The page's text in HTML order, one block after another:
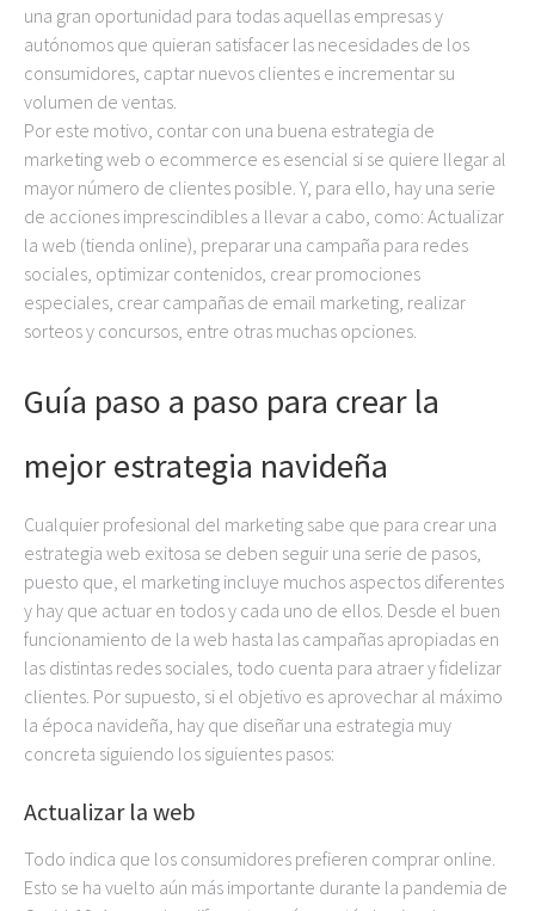
una gran oportunidad para todas aquellas empresas y
autónomos que quieran satisfacer las necesidades de los
consumidores, captar nuevos clientes e incrementar su
volumen de ventas.
Por este motivo, contar con una buena estrategia de
marketing web o ecommerce es esencial si se quiere llegar al
mayor número de clientes posible. Y, para ello, hay una serie
de acciones imprescindibles a llevar a cabo, como: Actualizar
la web (tienda online), preparar una campaña para redes
sociales, optimizar contenidos, crear promociones
especiales, crear campañas de email marketing, realizar
sorteos y concursos, entre otras muchas opciones.
Guía paso a paso para crear la
mejor estrategia navideña
Cualquier profesional del marketing sabe que para crear una
estrategia web exitosa se deben seguir una serie de pasos,
puesto que, el marketing incluye muchos aspectos diferentes
y hay que actuar en todos y cada uno de ellos. Desde el buen
funcionamiento de la web hasta las campañas apropiadas en
las distintas redes sociales, todo cuenta para atraer y fidelizar
clientes. Por supuesto, si el objetivo es aprovechar al máximo
la época navideña, hay que diseñar una estrategia muy
concreta siguiendo los siguientes pasos:
Actualizar la web
Todo indica que los consumidores prefieren comprar online.
Esto se ha vuelto aún más importante durante la pandemia de